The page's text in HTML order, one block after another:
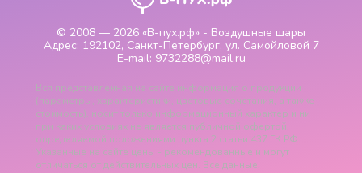
© 2008 — 2026 «В-пух.рф» - Воздушные шары
Адрес: 192102, Санкт-Петербург, ул. Самойловой 7
E-mail: 9732288@mail.ru
Вся представленная на сайте информация о продукции
(параметры, характеристики, цветовые сочетания, а также
стоимость), носит только информационный характер и ни
при каких условиях не является публичной офертой,
определяемой положениями пункта 2 статьи 437 ГК РФ.
Указанные на сайте цены - рекомендованные и могут
отличаться от действительных цен. Все данные,